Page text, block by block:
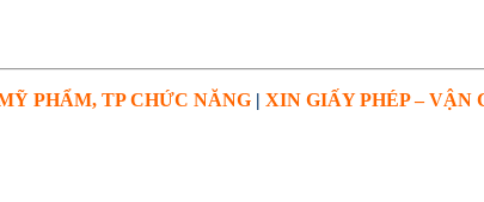
PHẨM, TP CHỨC NĂNG | XIN GIẤY PHÉP – VẬN